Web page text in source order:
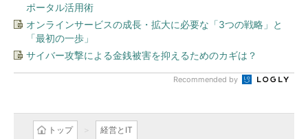
ポータル活用術
オンラインサービスの成長・拡大に必要な「3つの戦略」と
「最初の一歩」
サイバー攻撃による金銭被害を抑えるためのカギは？
Recommended by
トップ 経営とIT